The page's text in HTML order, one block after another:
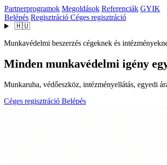
Partnerprogramok Megoldások Referenciák GYIK
Belépés Regisztráció Céges regisztráció
🇭🇺
Munkavédelmi beszerzés cégeknek és
Minden munkavédelmi igény
Munkaruha, védőeszköz, intézményellátás, egyedi
Céges regisztráció Belépés